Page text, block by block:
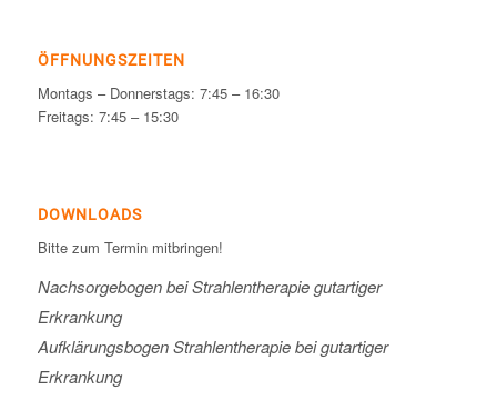
ÖFFNUNGSZEITEN
Montags – Donnerstags: 7:45 – 16:30
Freitags: 7:45 – 15:30
DOWNLOADS
Bitte zum Termin mitbringen!
Nachsorgebogen bei Strahlentherapie gutartiger
Erkrankung
Aufklärungsbogen Strahlentherapie bei gutartiger
Erkrankung